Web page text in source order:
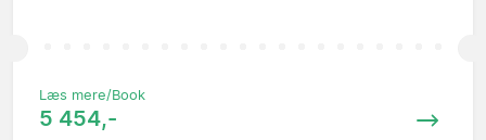
Læs mere/Book
5 454,-